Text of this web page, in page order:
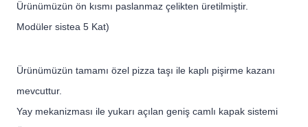
Ürünümüzün ön kısmı paslanmaz çelikten üretilmiştir.
Modüler sistea 5 Kat)
Ürünümüzün tamamı özel pizza taşı ile kaplı pişirme kazanı
mevcuttur.
Yay mekanizması ile yukarı açılan geniş camlı kapak sistemi